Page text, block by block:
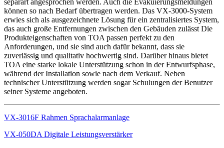
können so nach Bedarf übertragen werden. Das VX-3000-System
erwies sich als ausgezeichnete Lösung für ein zentralisiertes System,
das auch große Entfernungen zwischen den Gebäuden zulässt Die
Produkteigenschaften von TOA passen perfekt zu den
Anforderungen, und sie sind auch dafür bekannt, dass sie
zuverlässig und qualitativ hochwertig sind. Darüber hinaus bietet
TOA eine starke lokale Unterstützung schon in der Entwurfsphase,
während der Installation sowie nach dem Verkauf. Neben
technischer Unterstützung werden sogar Schulungen der Benutzer
seiner Systeme angeboten.
VX-3016F Rahmen Sprachalarmanlage
VX-050DA Digitale Leistungsverstärker